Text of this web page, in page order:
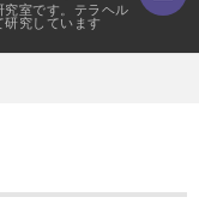
室です。テラヘル
究しています